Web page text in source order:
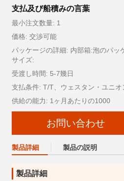
支払及び船積みの言葉
最小注文数量: 1
価格: 交渉可能
パッケージの詳細: 内部箱:泡のパッ
サイズ:
受渡し時間: 5-7幾日
支払条件: T/T、ウェスタン・ユニ
供給の能力: 1ヶ月あたりの1000
お問い合わせ
製品詳細 製品の説明
製品詳細